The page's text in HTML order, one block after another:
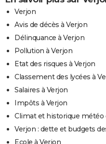
Verjon
Avis de décès à Verjon
Délinquance à Verjon
Pollution à Verjon
Etat des risques à Verjon
Classement des lycées à
Salaires à Verjon
Impôts à Verjon
Climat et historique météo
Verjon : dette et budgets